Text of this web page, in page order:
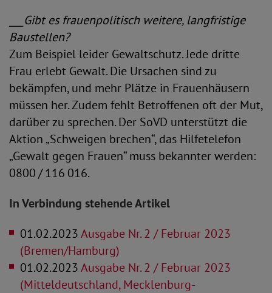
___Gibt es frauenpolitisch weitere, langfristige
Baustellen?
Zum Beispiel leider Gewaltschutz. Jede dritte
Frau erlebt Gewalt. Die Ursachen sind zu
bekämpfen, und mehr Plätze in Frauenhäusern
müssen her. Zudem fehlt Betroffenen oft der Mut,
darüber zu sprechen. Der SoVD unterstützt die
Aktion „Schweigen brechen“, das Hilfetelefon
„Gewalt gegen Frauen“ muss bekannter werden:
0800 / 116 016.
In Verbindung stehende Artikel
01.02.2023Ausgabe Nr. 2 / Februar 2023
(Bremen/Hamburg)
01.02.2023Ausgabe Nr. 2 / Februar 2023
(Mitteldeutschland, Mecklenburg-